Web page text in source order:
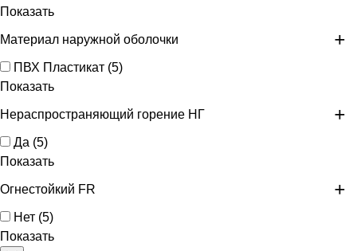
Показать
Материал наружной оболочки
ПВХ Пластикат (5)
Показать
Нераспространяющий горение НГ
Да (5)
Показать
Огнестойкий FR
Нет (5)
Показать